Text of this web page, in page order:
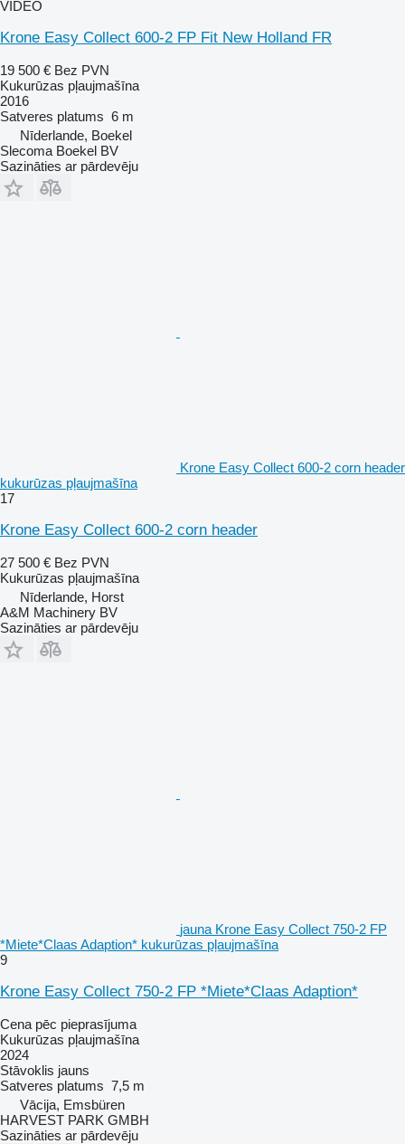
VIDEO
Krone Easy Collect 600-2 FP Fit New Holland FR
19 500 € Bez PVN
Kukurūzas pļaujmašīna
2016
Satveres platums 6 m
Nīderlande, Boekel
Slecoma Boekel BV
Sazināties ar pārdevēju
Krone Easy Collect 600-2 corn header
kukurūzas pļaujmašīna
17
Krone Easy Collect 600-2 corn header
27 500 € Bez PVN
Kukurūzas pļaujmašīna
Nīderlande, Horst
A&M Machinery BV
Sazināties ar pārdevēju
jauna Krone Easy Collect 750-2 FP
*Miete*Claas Adaption* kukurūzas pļaujmašīna
9
Krone Easy Collect 750-2 FP *Miete*Claas Adaption*
Cena pēc pieprasījuma
Kukurūzas pļaujmašīna
2024
Stāvoklis jauns
Satveres platums 7,5 m
Vācija, Emsbüren
HARVEST PARK GMBH
Sazināties ar pārdevēju